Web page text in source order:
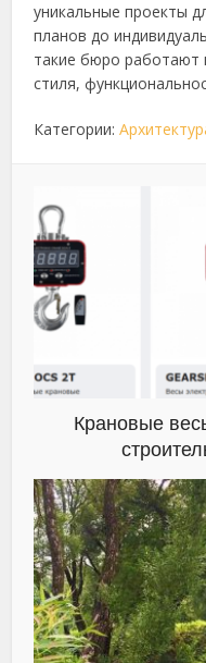
уникальные проекты
планов до
такие бюро работают
стиля,
Категории:
Крановые